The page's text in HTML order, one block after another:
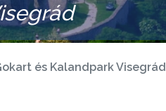
és Kalandpark Visegrád